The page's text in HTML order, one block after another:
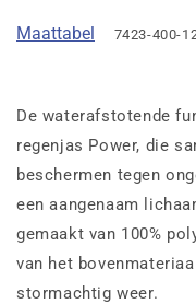
Maattabel 7423-400-
De waterafstotende
regenjas Power, die
beschermen tegen
een aangenaam
gemaakt van 100%
van het
stormachtig weer.